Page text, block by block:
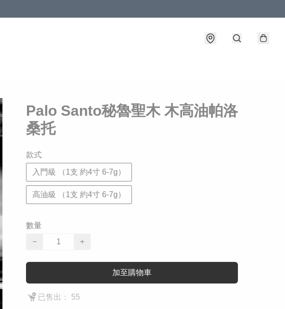
Palo Santo秘魯聖木 木高油帕洛
桑托
款式
入門級 （1支 約4寸 6-7g）
高油級 （1支 約4寸 6-7g）
數量
−
+
加至購物車
已售出： 55